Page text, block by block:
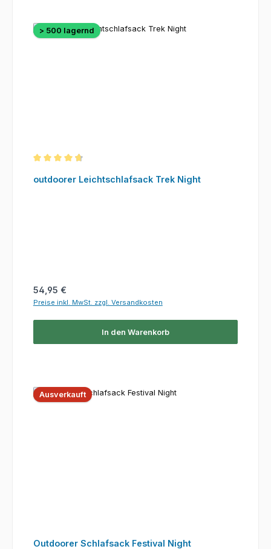
> 500 lagernd
outdoorer Leichtschlafsack Trek Night
Regulärer Preis:
54,95 €
Preise inkl. MwSt. zzgl. Versandkosten
In den Warenkorb
Ausverkauft
Outdoorer Schlafsack Festival Night